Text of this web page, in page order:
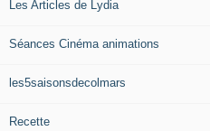
Les Articles de Lydia
Séances Cinéma animations
les5saisonsdecolmars
Recette